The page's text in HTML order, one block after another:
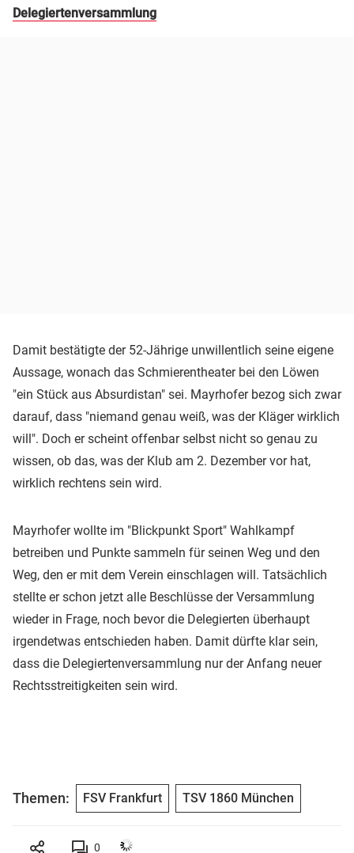
Delegiertenversammlung
Damit bestätigte der 52-Jährige unwillentlich seine eigene
Aussage, wonach das Schmierentheater bei den Löwen
"ein Stück aus Absurdistan" sei. Mayrhofer bezog sich zwar
darauf, dass "niemand genau weiß, was der Kläger wirklich
will". Doch er scheint offenbar selbst nicht so genau zu
wissen, ob das, was der Klub am 2. Dezember vor hat,
wirklich rechtens sein wird.
Mayrhofer wollte im "Blickpunkt Sport" Wahlkampf
betreiben und Punkte sammeln für seinen Weg und den
Weg, den er mit dem Verein einschlagen will. Tatsächlich
stellte er schon jetzt alle Beschlüsse der Versammlung
wieder in Frage, noch bevor die Delegierten überhaupt
irgendetwas entschieden haben. Damit dürfte klar sein,
dass die Delegiertenversammlung nur der Anfang neuer
Rechtsstreitigkeiten sein wird.
Themen: FSV Frankfurt TSV 1860 München
0